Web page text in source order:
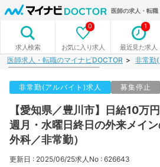
医師の求人・転
求人検索 お気に入り求人
0
最近見た求人
1
医師求人・転職のマイナビDOCTOR 非常勤
非常勤(アルバイト)求人 募集停止
【愛知県／豊川市】日給10万
週月・水曜日終日の外来メイ
外科／非常勤）
更新日 : 2025/06/25求人No : 626643